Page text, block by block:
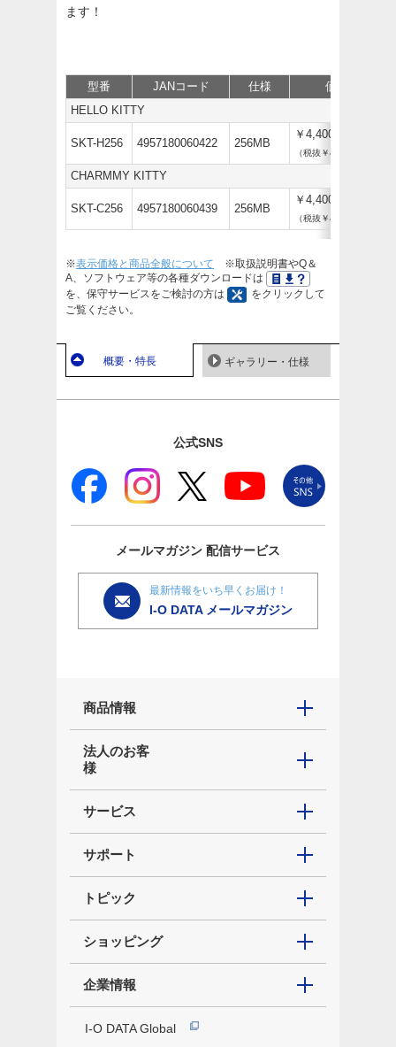
ます！
型番 JANコード 仕様 価格
HELLO KITTY
SKT-H256 4957180060422 256MB
￥4,400
（税抜￥4,000）
CHARMMY KITTY
SKT-C256 4957180060439 256MB
￥4,400
（税抜￥4,000）
※表示価格と商品全般について ※取扱説明書やQ＆
A、ソフトウェア等の各種ダウンロードは
を、保守サービスをご検討の方は
をクリックして
ご覧ください。
概要・特長 ギャラリー・仕様
公式SNS
メールマガジン 配信サービス
最新情報をいち早くお届け！
I-O DATA メールマガジン
商品情報
法人のお客
様
サービス
サポート
トピック
ショッピング
企業情報
I-O DATA Global